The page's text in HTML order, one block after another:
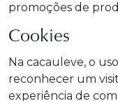
promoções de
Cookies
Na cacauleve, o
reconhecer um
experiência de